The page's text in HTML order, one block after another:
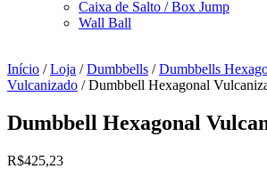
Caixa de Salto / Box Jump
Wall Ball
Início /Loja /Dumbbells /Dumbbells
Vulcanizado / Dumbbell Hexagonal
Dumbbell Hexagonal
R$425,23